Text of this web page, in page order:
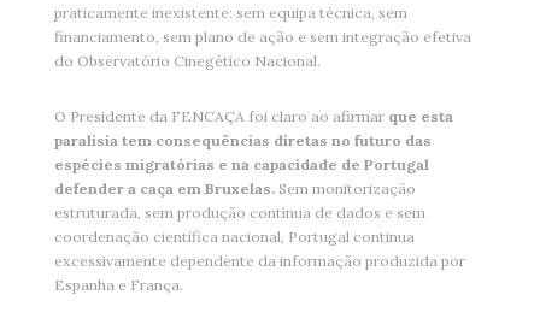
praticamente inexistente: sem equipa técnica, sem
financiamento, sem plano de ação e sem integração efetiva
do Observatório Cinegético Nacional.
O Presidente da FENCAÇA foi claro ao afirmar que esta
paralisia tem consequências diretas no futuro das
espécies migratórias e na capacidade de Portugal
defender a caça em Bruxelas.Sem monitorização
estruturada, sem produção contínua de dados e sem
coordenação científica nacional, Portugal continua
excessivamente dependente da informação produzida por
Espanha e França.